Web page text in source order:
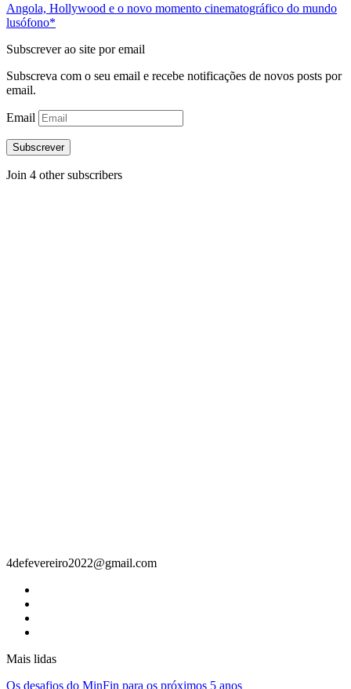
Angola, Hollywood e o novo momento cinematográfico do mundo
lusófono*
Subscrever ao site por email
Subscreva com o seu email e recebe notificações de novos posts por
email.
Email
Subscrever
Join 4 other subscribers
4defevereiro2022@gmail.com
Mais lidas
Os desafios do MinFin para os próximos 5 anos